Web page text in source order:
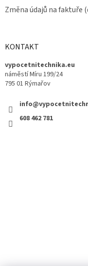
Změna údajů na faktuře
KONTAKT
vypocetnitechnika.eu
náměstí Míru 199/24
795 01 Rýmařov
608 462 781